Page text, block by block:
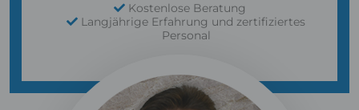
Kostenlose Beratung
Langjährige Erfahrung und zertifiziertes
Personal